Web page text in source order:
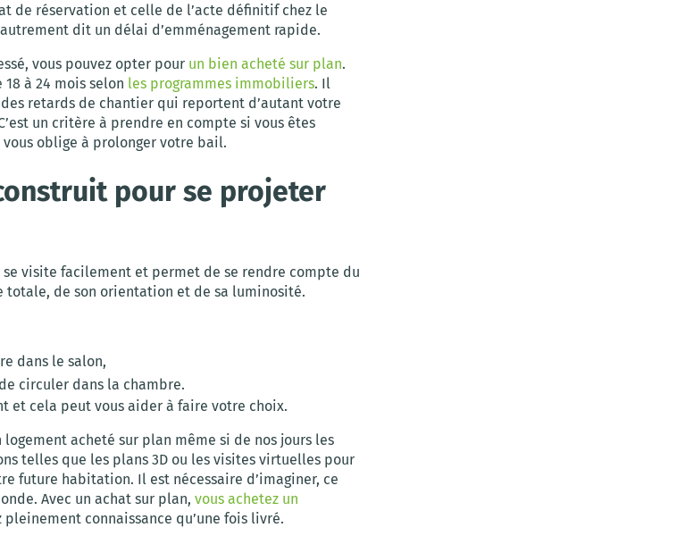
de réservation et celle de l’acte définitif chez le
dit un délai d’emménagement rapide.
vous pouvez opter pour un bien acheté sur plan.
à 24 mois selon les programmes immobiliers. Il
retards de chantier qui reportent d’autant votre
un critère à prendre en compte si vous êtes
oblige à prolonger votre bail.
pour se projeter
visite facilement et permet de se rendre compte du
totale, de son orientation et de sa luminosité.
dans le salon,
circuler dans la chambre.
et cela peut vous aider à faire votre choix.
acheté sur plan même si de nos jours les
telles que les plans 3D ou les visites virtuelles pour
future habitation. Il est nécessaire d’imaginer, ce
Avec un achat sur plan, vous achetez un
connaissance qu’une fois livré.